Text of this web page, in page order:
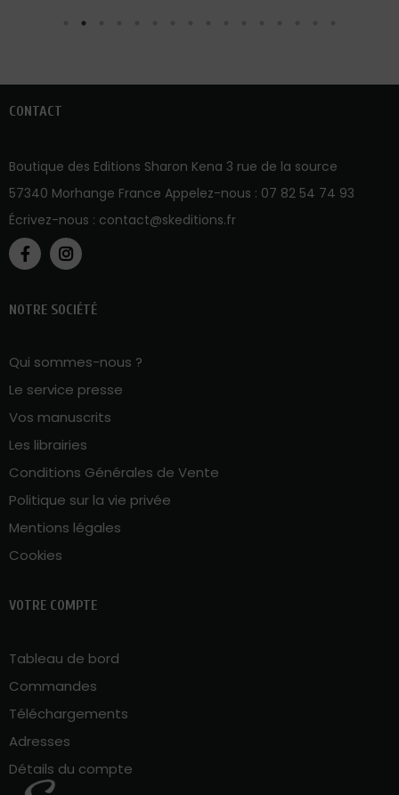
CONTACT
Boutique des Editions Sharon Kena 3 rue de la source
57340 Morhange France Appelez-nous : 07 82 54 74 93
Écrivez-nous : contact@skeditions.fr
NOTRE SOCIÉTÉ
Qui sommes-nous ?
Le service presse
Vos manuscrits
Les librairies
Conditions Générales de Vente
Politique sur la vie privée
Mentions légales
Cookies
VOTRE COMPTE
Tableau de bord
Commandes
Téléchargements
Adresses
Détails du compte